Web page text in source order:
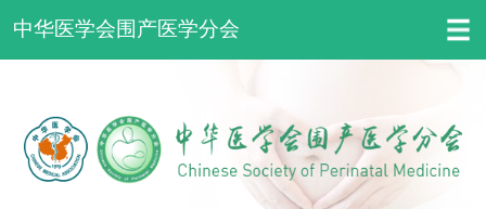
中华医学会围产医学分会